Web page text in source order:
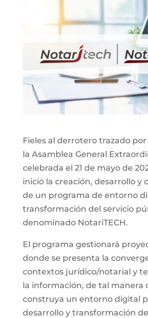
Fieles al derrotero trazado
la Asamblea General
celebrada el 21 de mayo de
inició la creación, desarrollo y
de un programa de entorno
transformación del servicio
denominado NotariTECH.
El programa gestionará
donde se presenta la
contextos jurídico/notarial y
la información, de tal manera
construya un entorno digital
desarrollo y transformación